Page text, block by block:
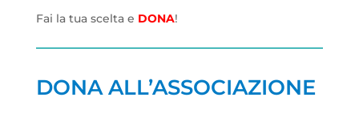
Fai la tua scelta e DONA!
DONA ALL’ASSOCIAZIONE